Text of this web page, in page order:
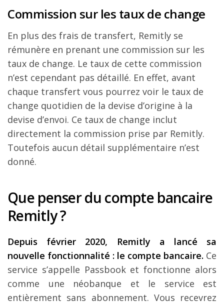
Commission sur les taux de change
En plus des frais de transfert, Remitly se
rémunère en prenant une commission sur les
taux de change. Le taux de cette commission
n’est cependant pas détaillé. En effet, avant
chaque transfert vous pourrez voir le taux de
change quotidien de la devise d’origine à la
devise d’envoi. Ce taux de change inclut
directement la commission prise par Remitly.
Toutefois aucun détail supplémentaire n’est
donné.
Que penser du compte bancaire
Remitly ?
Depuis février 2020, Remitly a lancé sa
nouvelle fonctionnalité : le compte bancaire. Ce
service s’appelle Passbook et fonctionne alors
comme une néobanque et le service est
entièrement sans abonnement. Vous recevrez